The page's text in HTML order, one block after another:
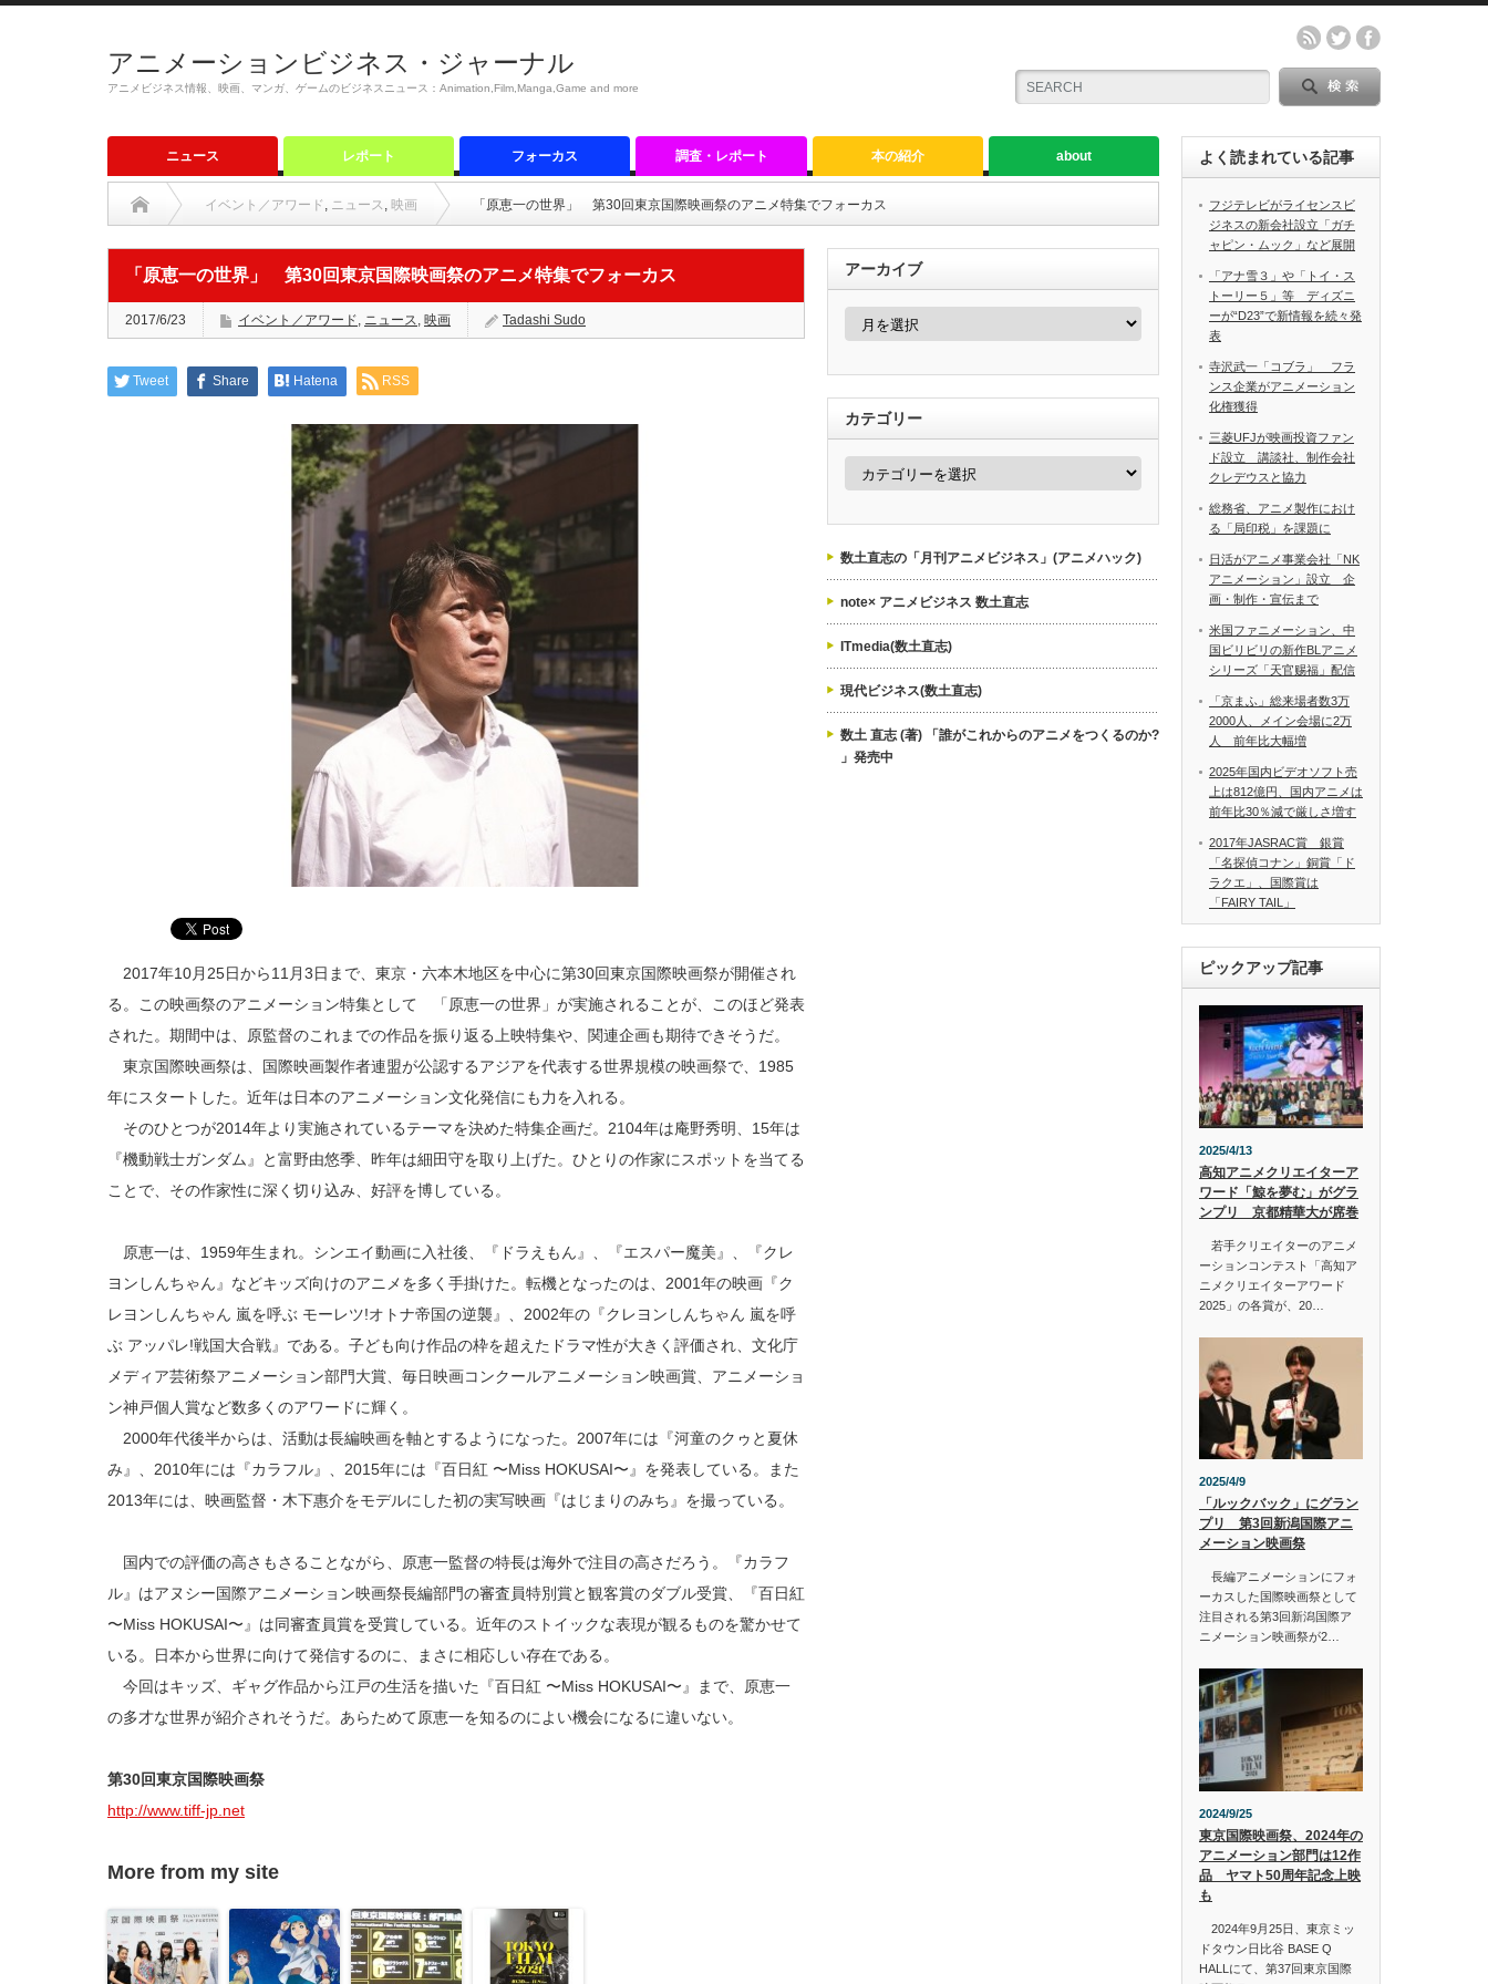
アニメーションビジネス・ジャーナル
アニメビジネス情報、映画、マンガ、ゲームのビジネスニュース：Animation,Film,Manga,Game and more
ニュース レポート フォーカス 調査・レポート 本の紹介 about
イベント／アワード , ニュース, 映画 「原恵一の世界」 第30回東京国際映画祭のアニメ特集でフォーカス
「原恵一の世界」 第30回東京国際映画祭のアニメ特集でフォーカス
2017/6/23 イベント／アワード, ニュース, 映画 Tadashi Sudo
Tweet Share Hatena RSS
2017年10月25日から11月3日まで、東京・六本木地区を中心に第30回東京国際映画祭が開催され
る。この映画祭のアニメーション特集として 「原恵一の世界」が実施されることが、このほど発表
された。期間中は、原監督のこれまでの作品を振り返る上映特集や、関連企画も期待できそうだ。
東京国際映画祭は、国際映画製作者連盟が公認するアジアを代表する世界規模の映画祭で、1985
年にスタートした。近年は日本のアニメーション文化発信にも力を入れる。
そのひとつが2014年より実施されているテーマを決めた特集企画だ。2104年は庵野秀明、15年は
『機動戦士ガンダム』と富野由悠季、昨年は細田守を取り上げた。ひとりの作家にスポットを当てる
ことで、その作家性に深く切り込み、好評を博している。
原恵一は、1959年生まれ。シンエイ動画に入社後、『ドラえもん』、『エスパー魔美』、『クレ
ヨンしんちゃん』などキッズ向けのアニメを多く手掛けた。転機となったのは、2001年の映画『ク
レヨンしんちゃん 嵐を呼ぶ モーレツ!オトナ帝国の逆襲』、2002年の『クレヨンしんちゃん 嵐を呼
ぶ アッパレ!戦国大合戦』である。子ども向け作品の枠を超えたドラマ性が大きく評価され、文化庁
メディア芸術祭アニメーション部門大賞、毎日映画コンクールアニメーション映画賞、アニメーショ
ン神戸個人賞など数多くのアワードに輝く。
2000年代後半からは、活動は長編映画を軸とするようになった。2007年には『河童のクゥと夏休
み』、2010年には『カラフル』、2015年には『百日紅 〜Miss HOKUSAI〜』を発表している。また
2013年には、映画監督・木下惠介をモデルにした初の実写映画『はじまりのみち』を撮っている。
国内での評価の高さもさることながら、原恵一監督の特長は海外で注目の高さだろう。『カラフ
ル』はアヌシー国際アニメーション映画祭長編部門の審査員特別賞と観客賞のダブル受賞、『百日紅
〜Miss HOKUSAI〜』は同審査員賞を受賞している。近年のストイックな表現が観るものを驚かせて
いる。日本から世界に向けて発信するのに、まさに相応しい存在である。
今回はキッズ、ギャグ作品から江戸の生活を描いた『百日紅 〜Miss HOKUSAI〜』まで、原恵一
の多才な世界が紹介されそうだ。あらためて原恵一を知るのによい機会になるに違いない。
第30回東京国際映画祭
http://www.tiff-jp.net
More from my site
アーカイブ
ア
ブ
カテゴリー
カ
ー
数土直志の「月刊アニメビジネス」(アニメハック)
note× アニメビジネス 数土直志
ITmedia(数土直志)
現代ビジネス(数土直志)
数土 直志 (著) 「誰がこれからのアニメをつくるのか?
」発売中
よく読まれている記事
フジテレビがライセンスビ
ジネスの新会社設立「ガチ
ャピン・ムック」など展開
「アナ雪３」や「トイ・ス
トーリー５」等 ディズニ
ーが“D23”で新情報を続々発
表
寺沢武一「コブラ」 フラ
ンス企業がアニメーション
化権獲得
三菱UFJが映画投資ファン
ド設立 講談社、制作会社
クレデウスと協力
総務省、アニメ製作におけ
る「局印税」を課題に
日活がアニメ事業会社「NK
アニメーション」設立 企
画・制作・宣伝まで
米国ファニメーション、中
国ビリビリの新作BLアニメ
シリーズ「天官赐福」配信
「京まふ」総来場者数3万
2000人、メイン会場に2万
人 前年比大幅増
2025年国内ビデオソフト売
上は812億円、国内アニメは
前年比30％減で厳しさ増す
2017年JASRAC賞 銀賞
「名探偵コナン」銅賞「ド
ラクエ」、国際賞は
「FAIRY TAIL」
ピックアップ記事
2025/4/13
高知アニメクリエイターア
ワード「鯨を夢む」がグラ
ンプリ 京都精華大が席巻
若手クリエイターのアニメ
ーションコンテスト「高知ア
ニメクリエイターアワード
2025」の各賞が、20…
2025/4/9
「ルックバック」にグラン
プリ 第3回新潟国際アニ
メーション映画祭
長編アニメーションにフォ
ーカスした国際映画祭として
注目される第3回新潟国際ア
ニメーション映画祭が2…
2024/9/25
東京国際映画祭、2024年の
アニメーション部門は12作
品 ヤマト50周年記念上映
も
2024年9月25日、東京ミッ
ドタウン日比谷 BASE Q
HALLにて、第37回東京国際